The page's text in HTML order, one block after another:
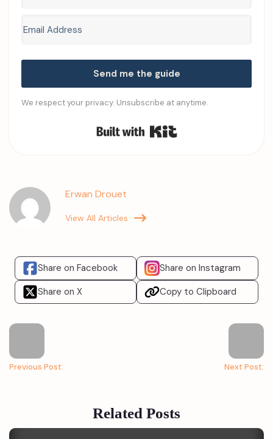
Send me the guide
We respect your privacy. Unsubscribe at anytime.
Erwan Drouet
View All Articles
Share on Facebook
Share on Instagram
Share on X
Copy to Clipboard
Previous Post: Next Post:
Related Posts